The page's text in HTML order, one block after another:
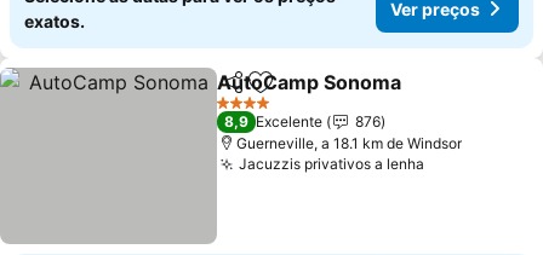
exatos.
Ver preços
PartilharAdicionar aos favoritos
AutoCamp Sonoma
4 Estrelas
8,9 Excelente
876
Guerneville, a 18.1 km de Windsor
Jacuzzis privativos a lenha